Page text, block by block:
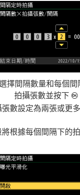
擇間隔數量和每個間
拍攝張數並按下 J
數設定為兩張或更
根據每個間隔下的